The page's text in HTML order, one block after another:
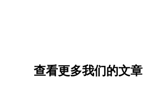
查看更多我们的文章